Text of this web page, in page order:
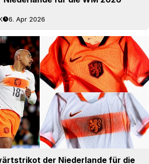
6. Apr 2026
der Niederlande für die